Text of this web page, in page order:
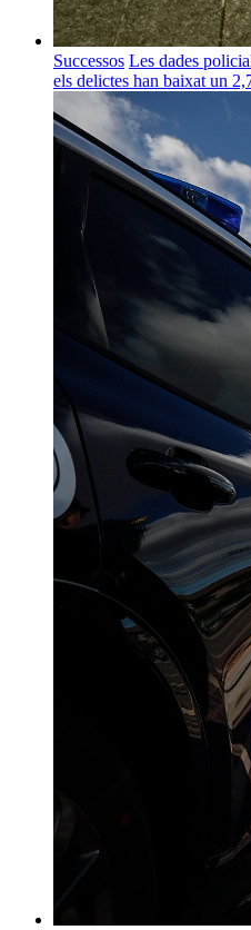
Successos Les dades
els delictes han baixat un